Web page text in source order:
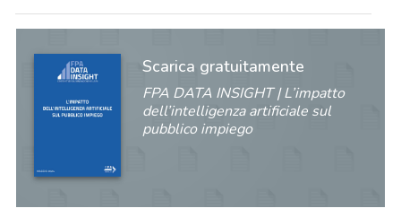
Scarica gratuitamente
FPA DATA INSIGHT | L’impatto
dell’intelligenza artificiale sul
pubblico impiego